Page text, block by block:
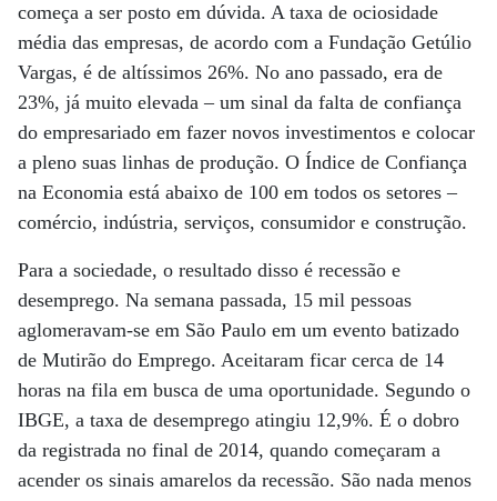
começa a ser posto em dúvida. A taxa de ociosidade
média das empresas, de acordo com a Fundação Getúlio
Vargas, é de altíssimos 26%. No ano passado, era de
23%, já muito elevada – um sinal da falta de confiança
do empresariado em fazer novos investimentos e colocar
a pleno suas linhas de produção. O Índice de Confiança
na Economia está abaixo de 100 em todos os setores –
comércio, indústria, serviços, consumidor e construção.
Para a sociedade, o resultado disso é recessão e
desemprego. Na semana passada, 15 mil pessoas
aglomeravam-se em São Paulo em um evento batizado
de Mutirão do Emprego. Aceitaram ficar cerca de 14
horas na fila em busca de uma oportunidade. Segundo o
IBGE, a taxa de desemprego atingiu 12,9%. É o dobro
da registrada no final de 2014, quando começaram a
acender os sinais amarelos da recessão. São nada menos